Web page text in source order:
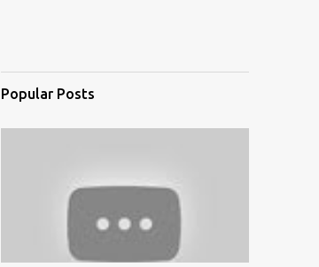
Popular Posts